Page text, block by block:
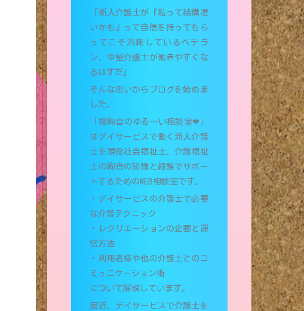
「新人介護士が『私って結構凄
いかも』って自信を持ってもら
ってこそ消耗しているベテラ
ン、中堅介護士が働きやすくな
るはずだ」
そんな思いからブログを始めま
した。
「櫻絢音のゆる〜い相談室❤︎」
はデイサービスで働く新人介護
士を現役社会福祉士、介護福祉
士の絢音の知識と経験でサポー
トするためのWEB相談室です。
・デイサービスの介護士で必要
な介護テクニック
・レクリエーションの企画と運
営方法
・利用者様や他の介護士とのコ
ミュニケーション術
について解説しています。
最近、デイサービスで介護士を